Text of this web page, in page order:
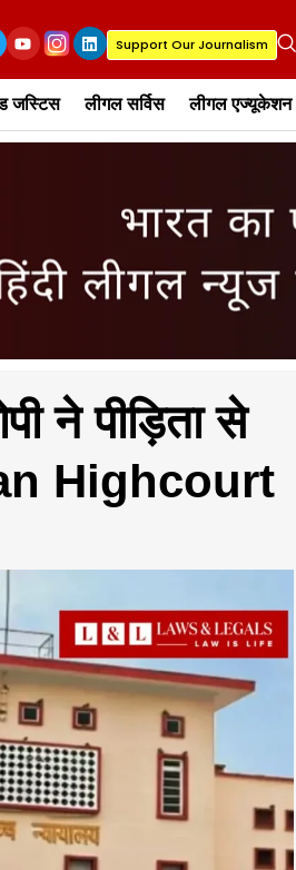
Support Our Journalism
जस्टिस लीगल सर्विस लीगल एज्यूकेशन
ने पीड़िता से
Highcourt